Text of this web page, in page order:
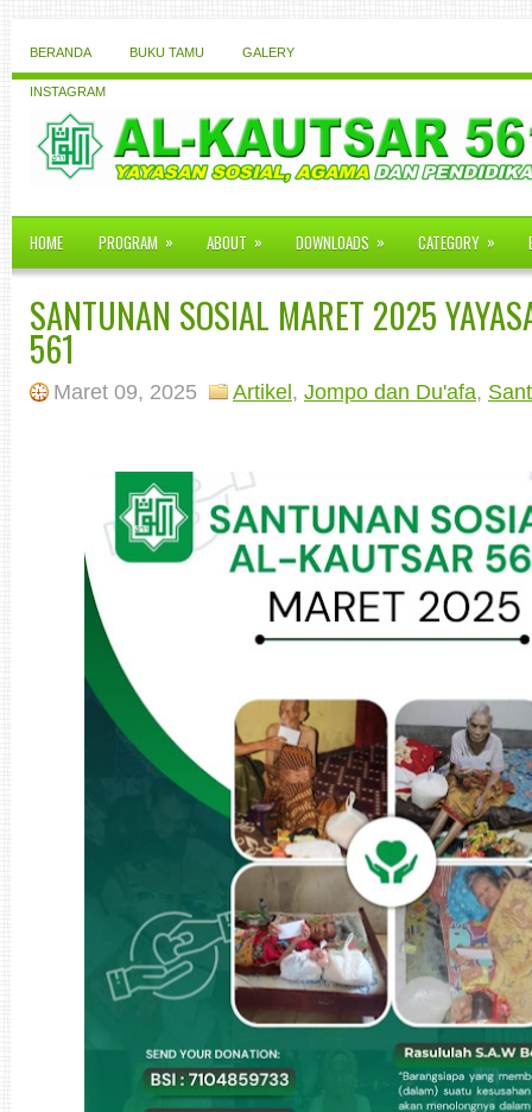
BERANDA BUKU TAMU GALERY
INSTAGRAM
HOME PROGRAM » ABOUT » DOWNLOADS » CATEGORY »
SANTUNAN SOSIAL MARET 2025
561
Maret 09, 2025 Artikel, Jompo dan Du'afa,